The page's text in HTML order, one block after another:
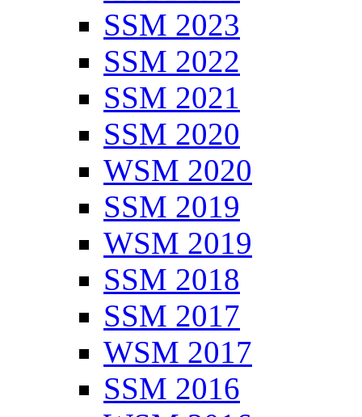
SSM 2023
SSM 2022
SSM 2021
SSM 2020
WSM 2020
SSM 2019
WSM 2019
SSM 2018
SSM 2017
WSM 2017
SSM 2016